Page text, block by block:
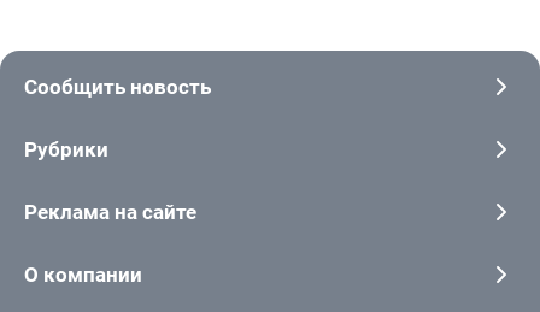
Сообщить новость
Рубрики
Реклама на сайте
О компании